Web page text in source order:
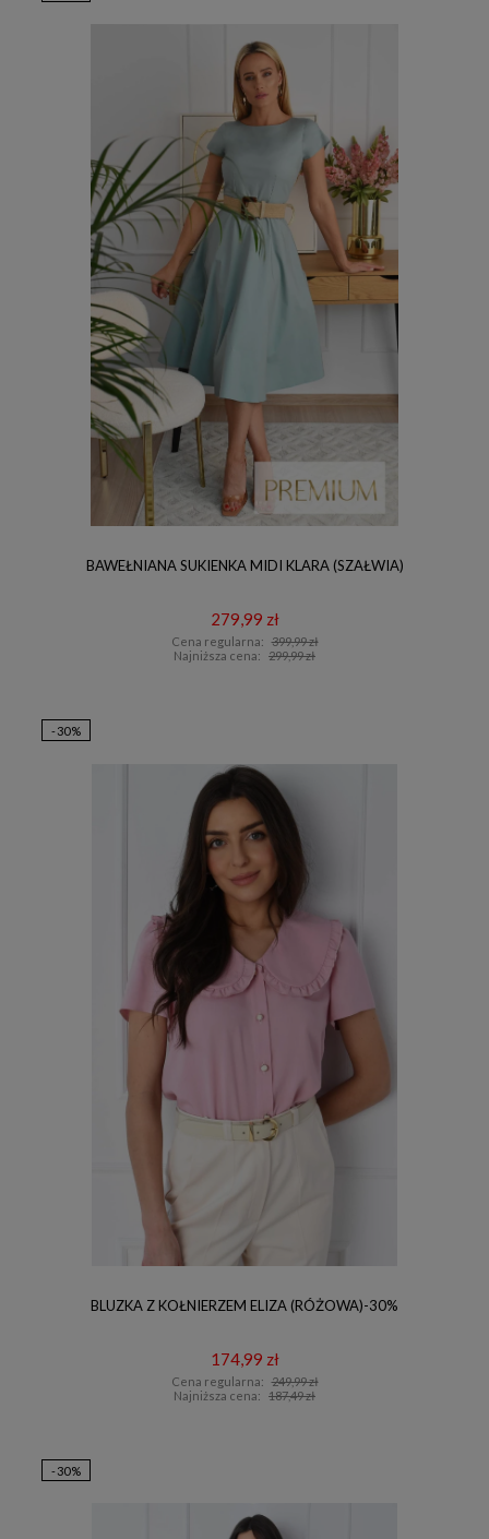
BAWEŁNIANA SUKIENKA MIDI KLARA (SZAŁWIA)
279,99 zł
Cena regularna: 399,99 zł
Najniższa cena:
299,99 zł
BLUZKA Z KOŁNIERZEM ELIZA (RÓŻOWA)-30%
174,99 zł
Cena regularna: 249,99 zł
Najniższa cena:
187,49 zł
-30%
-30%